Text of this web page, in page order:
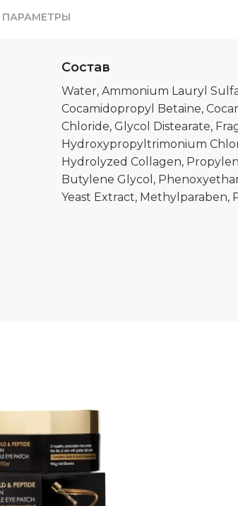
ПАРАМЕТРЫ
Состав
Water, Ammonium Lauryl
Cocamidopropyl Betaine,
Chloride, Glycol Distearate,
Hydroxypropyltrimonium
Hydrolyzed Collagen,
Butylene Glycol,
Yeast Extract, Methylparaben,